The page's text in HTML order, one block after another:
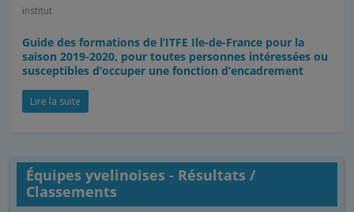
institut
Guide des formations de l’ITFE Ile-de-France pour la
saison 2019-2020, pour toutes personnes intéressées ou
susceptibles d’occuper une fonction d’encadrement
Lire la suite
Équipes yvelinoises - Résultats /
Classements